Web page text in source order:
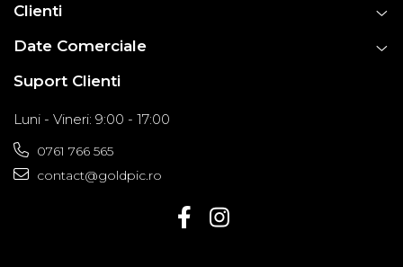
Clienti
Date Comerciale
Suport Clienti
Luni - Vineri: 9:00 - 17:00
0761 766 565
contact@goldpic.ro